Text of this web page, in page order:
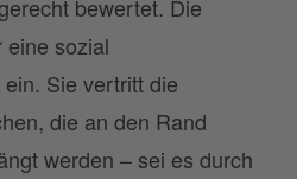
bewertet. Die
eine sozial
Sie vertritt die
die an den Rand
werden – sei es durch